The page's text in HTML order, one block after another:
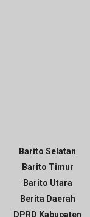
Barito Selatan
Barito Timur
Barito Utara
Berita Daerah
DPRD Kabupaten